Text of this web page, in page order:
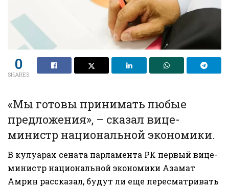
0
SHARES
«Мы готовы принимать любые
предложения», – сказал вице-
министр национальной экономики.
В кулуарах сената парламента РК первый вице-
министр национальной экономики Азамат
Амрин рассказал, будут ли еще пересматривать